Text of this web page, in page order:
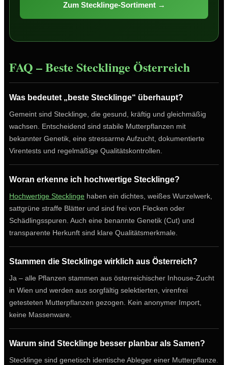
Zum Stecklinge-Sortiment →
FAQ – Beste Stecklinge Österreich
Was bedeutet „beste Stecklinge“ überhaupt?
Gemeint sind Stecklinge, die gesund, kräftig und gleichmäßig
wachsen. Entscheidend sind stabile Mutterpflanzen mit
bekannter Genetik, eine stressarme Aufzucht, dokumentierte
Virentests und regelmäßige Qualitätskontrollen.
Woran erkenne ich hochwertige Stecklinge?
Hochwertige Stecklinge haben ein dichtes, weißes Wurzelwerk,
sattgrüne straffe Blätter und sind frei von Flecken oder
Schädlingsspuren. Auch eine benannte Genetik (Cut) und
transparente Herkunft sind klare Qualitätsmerkmale.
Stammen die Stecklinge wirklich aus Österreich?
Ja – alle Pflanzen stammen aus österreichischer Inhouse-Zucht
in Wien und werden aus sorgfältig selektierten, virenfrei
getesteten Mutterpflanzen gezogen. Kein anonymer Import,
keine Massenware.
Warum sind Stecklinge besser planbar als Samen?
Stecklinge sind genetisch identische Ableger einer Mutterpflanze.